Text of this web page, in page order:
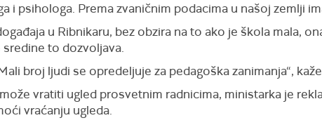
i psihologa. Prema zvaničnim podacima u našoj zemlji
u Ribnikaru, bez obzira na to ako je škola mala,
to dozvoljava.
broj ljudi se opredeljuje za pedagoška zanimanja“,
vratiti ugled prosvetnim radnicima, ministarka je
vraćanju ugleda.